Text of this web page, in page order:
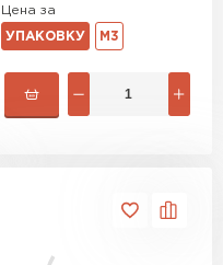
Цена за
УПАКОВКУ М3